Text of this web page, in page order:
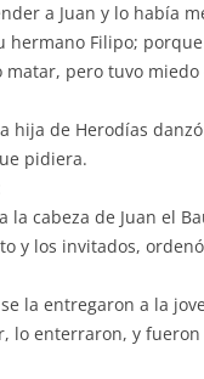
a Juan y lo había
Filipo;
pero tuvo
hija de Herodías
pidiera.
cabeza de Juan el
y los invitados,
la entregaron a la
lo enterraron, y fueron